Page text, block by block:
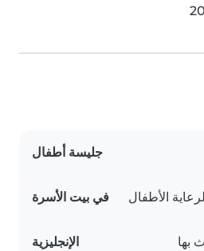
جليسة أطفال
الأطفال في بيت الأسرة
بها الإنجليزية